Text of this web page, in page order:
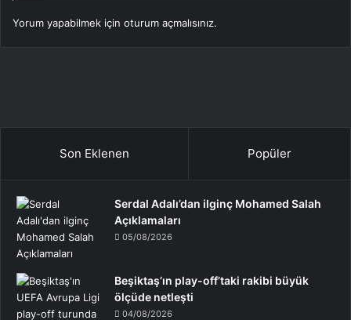
Yorum yapabilmek için oturum açmalısınız.
Son Eklenen Popüler
Serdal Adalı’dan ilginç Mohamed Salah
Açıklamaları
05/08/2026
Beşiktaş’ın play-off’taki rakibi büyük
ölçüde netleşti
04/08/2026